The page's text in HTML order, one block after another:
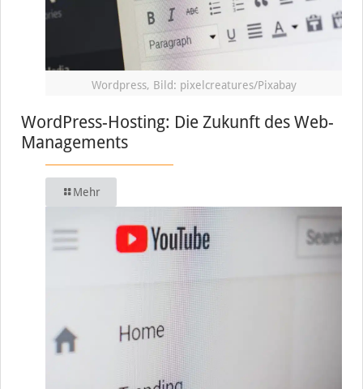
Wordpress, Bild: pixelcreatures/Pixabay
WordPress-Hosting: Die Zukunft des Web-
Managements
Mehr